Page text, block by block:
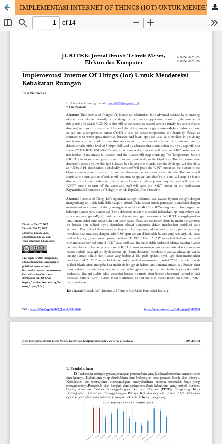
IMPLEMENTASI INTERNET OF THINGS (IOT) UNTUK MENDETEKSI KEBAKARAN RUANGAN